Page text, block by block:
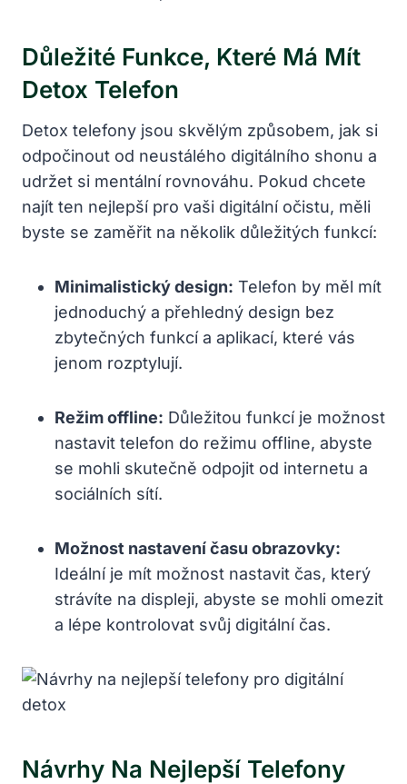
Důležité Funkce, Které Má Mít
Detox Telefon
Detox telefony jsou skvělým způsobem, jak si
odpočinout od neustálého digitálního shonu a
udržet si mentální rovnováhu. Pokud chcete
najít ten nejlepší pro vaši digitální očistu, měli
byste se zaměřit na několik důležitých funkcí:
Minimalistický design: Telefon by měl mít
jednoduchý a přehledný design bez
zbytečných funkcí a aplikací, které vás
jenom rozptylují.
Režim offline: Důležitou funkcí je možnost
nastavit telefon do režimu offline, abyste
se mohli skutečně odpojit od internetu a
sociálních sítí.
Možnost nastavení času obrazovky:
Ideální je mít možnost nastavit čas, který
strávíte na displeji, abyste se mohli omezit
a lépe kontrolovat svůj digitální čas.
Návrhy Na Nejlepší Telefony